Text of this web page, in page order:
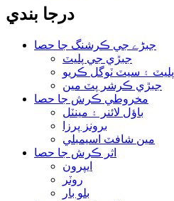
درجا بندي
جبڑے جي ڪرشنگ جا حصا
جبڙي جي پليٽ
پليٽ ۽ سيٽ ٽوگل ڪريو
جبڙي ڪرشر پٽ مين
مخروطي ڪرش جا حصا
باؤل لائنر ۽ مينٽل
برونز پرزا
مين شافٽ اسيمبلي
اثر ڪرش جا حصا
ايپرون
روٽر
بلو بار